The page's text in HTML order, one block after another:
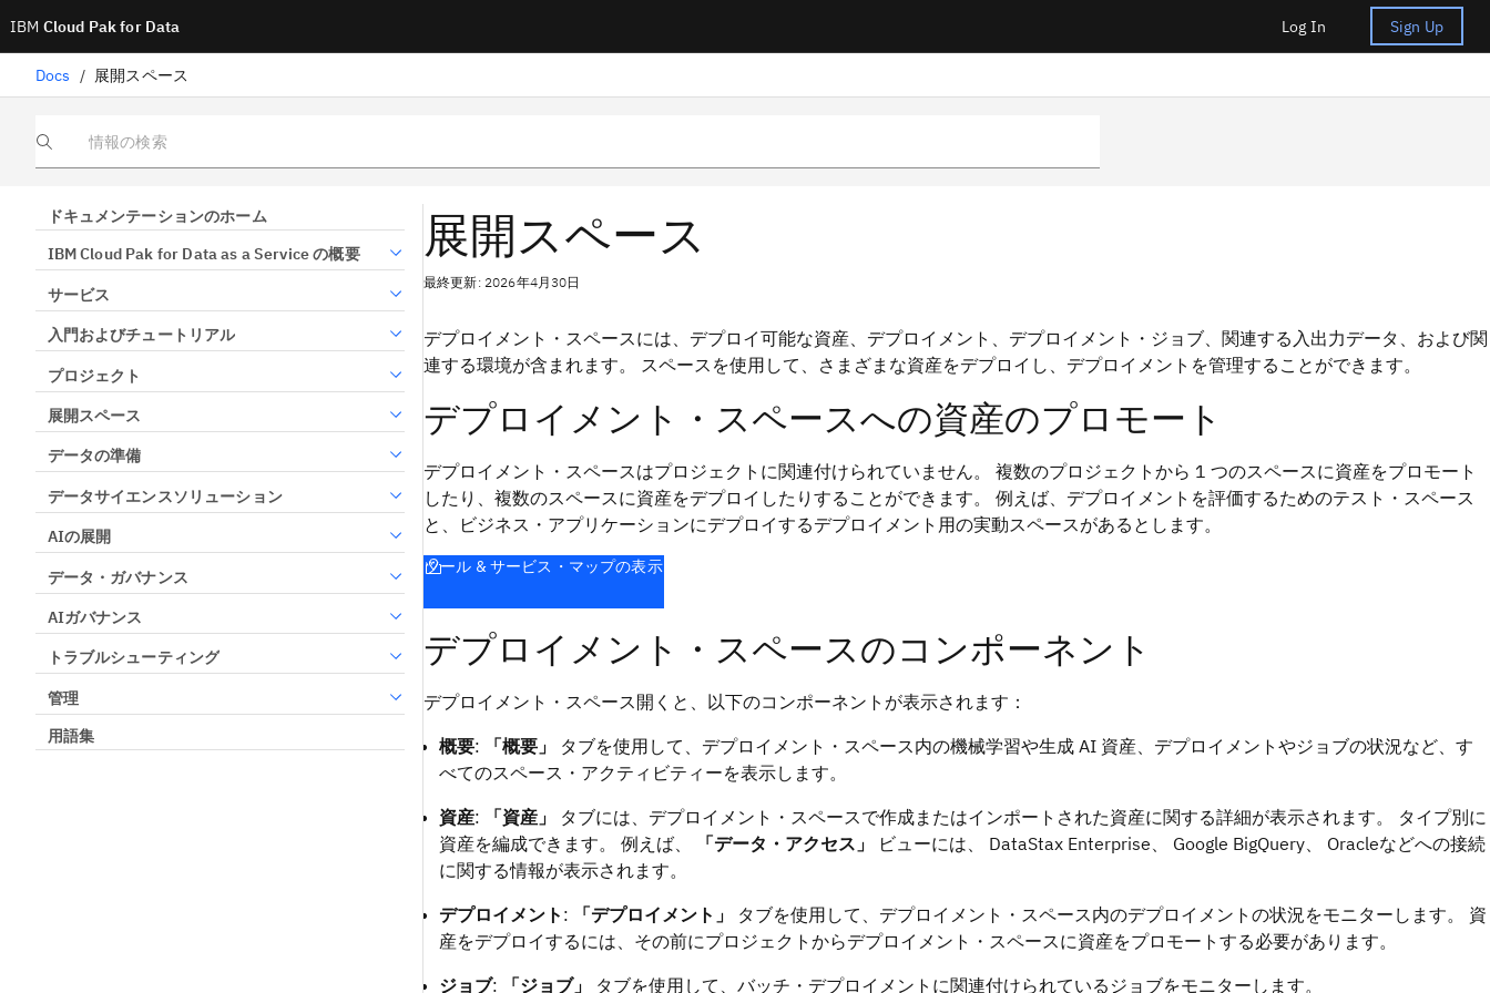
IBM Cloud Pak for Data Log In Sign Up
Docs / 展開スペース
情報の検索
ドキュメンテーションのホーム
IBM Cloud Pak for Data as a Service の概要
サービス
入門およびチュートリアル
プロジェクト
展開スペース
データの準備
データサイエンスソリューション
AIの展開
データ・ガバナンス
AIガバナンス
トラブルシューティング
管理
用語集
展開スペース
最終更新: 2026年4月30日
デプロイメント・スペースには、デプロイ可能な資産、デプロイメント、デプロイメント・ジョブ、関連する入出力データ、および関
連する環境が含まれます。 スペースを使用して、さまざまな資産をデプロイし、デプロイメントを管理することができます。
デプロイメント・スペースへの資産のプロモート
デプロイメント・スペースはプロジェクトに関連付けられていません。 複数のプロジェクトから 1 つのスペースに資産をプロモート
したり、複数のスペースに資産をデプロイしたりすることができます。 例えば、デプロイメントを評価するためのテスト・スペース
と、ビジネス・アプリケーションにデプロイするデプロイメント用の実動スペースがあるとします。
ツール & サービス・マップの表示
デプロイメント・スペースのコンポーネント
デプロイメント・スペース開くと、以下のコンポーネントが表示されます：
概要: 「概要」
タブを使用して、デプロイメント・スペース内の機械学習や生成 AI 資産、デプロイメントやジョブの状況など、す
べてのスペース・アクティビティーを表示します。
資産: 「資産」
タブには、デプロイメント・スペースで作成またはインポートされた資産に関する詳細が表示されます。 タイプ別に
資産を編成できます。 例えば、
「データ・アクセス」
ビューには、 DataStax Enterprise、 Google BigQuery、 Oracleなどへの接続
に関する情報が表示されます。
デプロイメント : 「デプロイメント」
タブを使用して、デプロイメント・スペース内のデプロイメントの状況をモニターします。 資
産をデプロイするには、その前にプロジェクトからデプロイメント・スペースに資産をプロモートする必要があります。
ジョブ: 「ジョブ」 タブを使用して、バッチ・デプロイメントに関連付けられているジョブをモニターします。